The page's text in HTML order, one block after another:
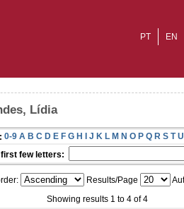
EN
PT
Lídia
0-9 A B C D E F G H I J K L M N O P Q R S T U
few letters:
Results/Page
Showing results 1 to 4 of 4